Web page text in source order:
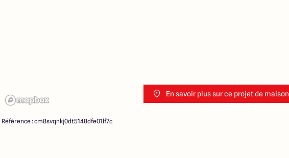
En savoir plus sur ce projet de maison
Référence : cm8svqnkj0dt5148dfe01lf7c